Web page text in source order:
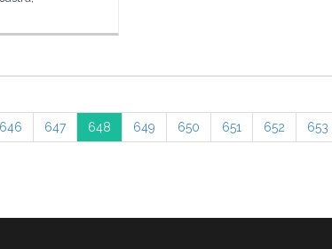
646 647 648 649 650 651 652 653